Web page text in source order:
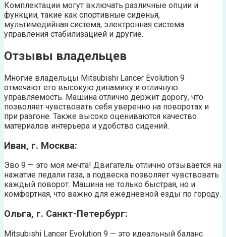
Комплектации могут включать различные опции и
функции, такие как спортивные сиденья,
мультимедийная система, электронная система
управления стабилизацией и другие.
Отзывы владельцев
Многие владельцы Mitsubishi Lancer Evolution 9
отмечают его высокую динамику и отличную
управляемость. Машина отлично держит дорогу, что
позволяет чувствовать себя уверенно на поворотах и
при разгоне. Также высоко оцениваются качество
материалов интерьера и удобство сидений.
Иван, г. Москва:
Эво 9 — это моя мечта! Двигатель отлично отзывается на
нажатие педали газа, а подвеска позволяет чувствовать
каждый поворот. Машина не только быстрая, но и
комфортная, что важно для ежедневной езды по городу.
Ольга, г. Санкт-Петербург:
Mitsubishi Lancer Evolution 9 — это идеальный баланс